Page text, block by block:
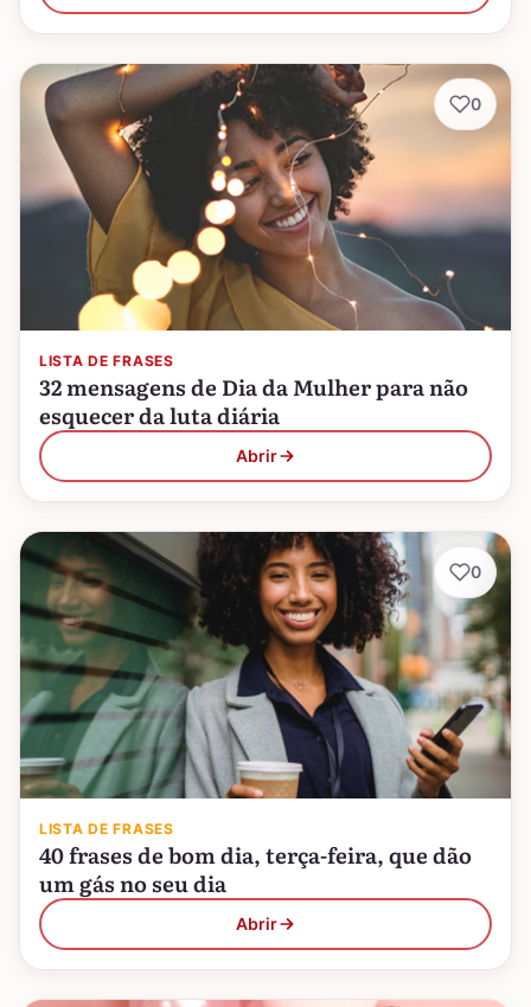
LISTA DE FRASES
32 mensagens de Dia da Mulher para não
esquecer da luta diária
Abrir
0
LISTA DE FRASES
40 frases de bom dia, terça-feira, que dão
um gás no seu dia
Abrir
0